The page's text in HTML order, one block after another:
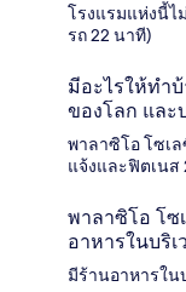
โรงแรมแห่งนี้ไ
รถ 22 นาที)
มีอะไรให้ทำ
ของโลก และ
พาลาซิโอ โซเ
แจ้งและฟิตเนส
พาลาซิโอ โซ
อาหารในบริ
มีร้านอาหารใน